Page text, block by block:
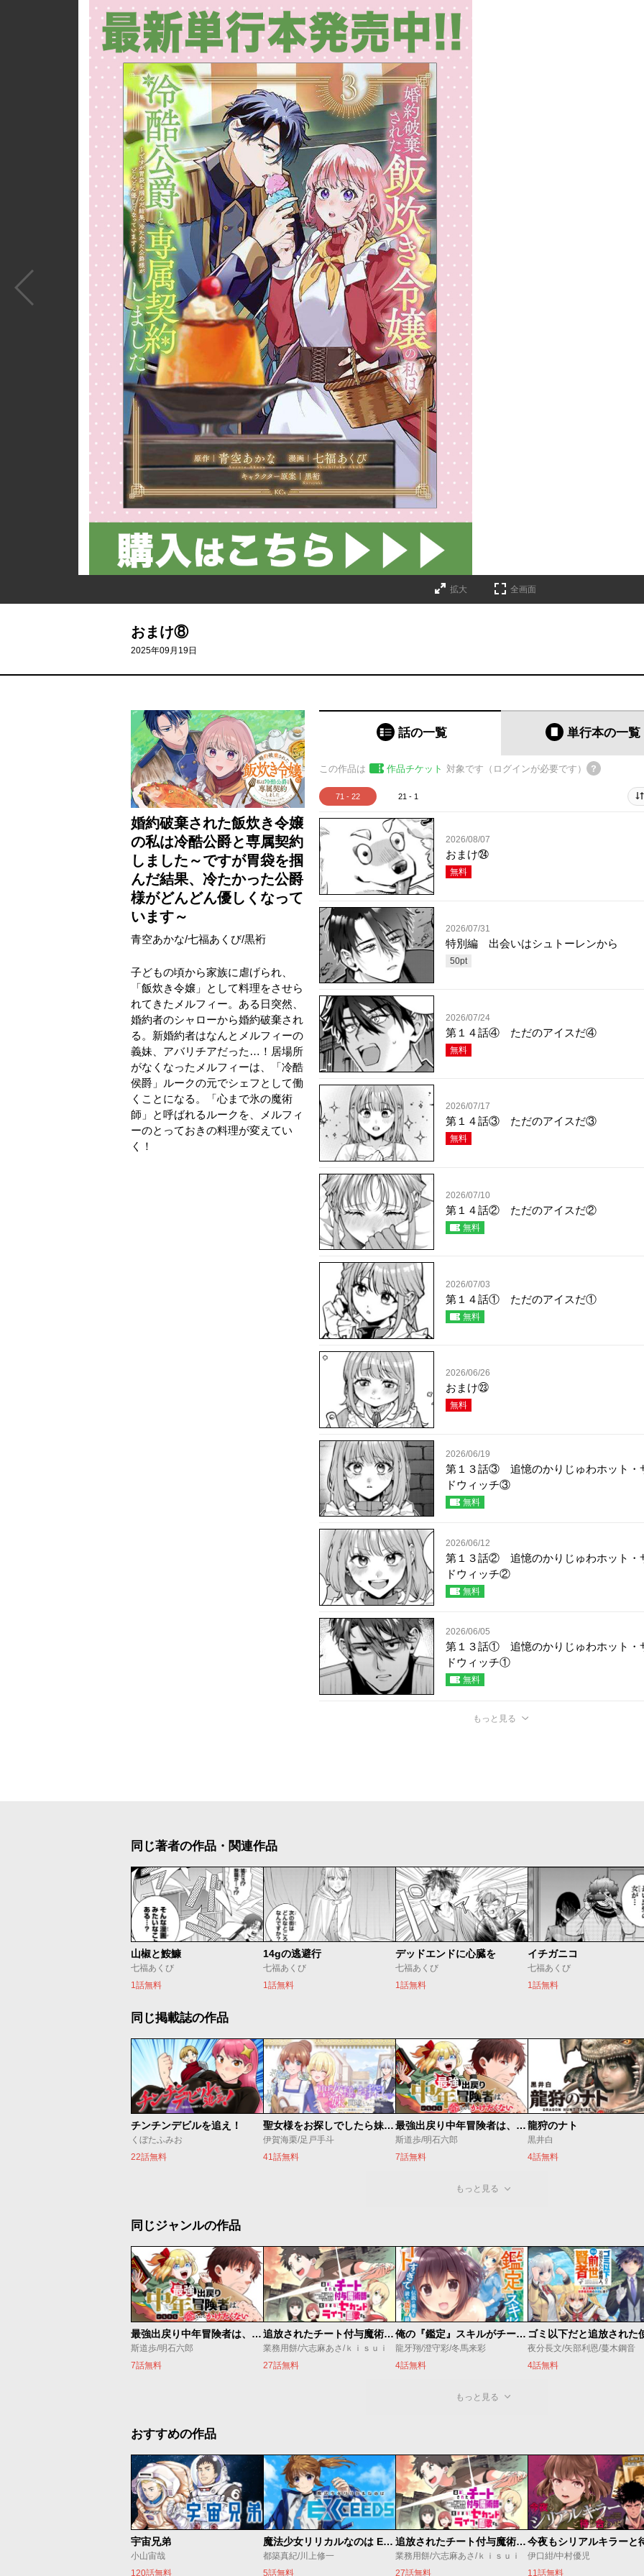
詳細ページへのリンク
拡大 全画面
おまけ⑧
2025年09月19日
婚約破棄された飯炊き令嬢
の私は冷酷公爵と専属契約
しました～ですが胃袋を掴
んだ結果、冷たかった公爵
様がどんどん優しくなって
います～
青空あかな/七福あくび/黒裄
子どもの頃から家族に虐げられ、
「飯炊き令嬢」として料理をさせら
れてきたメルフィー。ある日突然、
婚約者のシャローから婚約破棄され
る。新婚約者はなんとメルフィーの
義妹、アバリチアだった…！居場所
がなくなったメルフィーは、「冷酷
侯爵」ルークの元でシェフとして働
くことになる。「心まで氷の魔術
師」と呼ばれるルークを、メルフィ
ーのとっておきの料理が変えてい
く！
話の一覧 単行本の一覧
この作品は 作品チケット 対象です（ログインが必要です）
71 - 22 21 - 1
2026/08/07
おまけ㉔
無料
2026/07/31
特別編 出会いはシュトーレンから
50pt
2026/07/24
第１４話④ ただのアイスだ④
無料
2026/07/17
第１４話③ ただのアイスだ③
無料
2026/07/10
第１４話② ただのアイスだ②
無料
2026/07/03
第１４話① ただのアイスだ①
無料
2026/06/26
おまけ㉓
無料
2026/06/19
第１３話③ 追憶のかりじゅわホット・
ドウィッチ③
無料
2026/06/12
第１３話② 追憶のかりじゅわホット・
ドウィッチ②
無料
2026/06/05
第１３話① 追憶のかりじゅわホット・
ドウィッチ①
無料
もっと見る
同じ著者の作品・関連作品
山椒と鮟鱇
七福あくび
1話無料
14gの逃避行
七福あくび
1話無料
デッドエンドに心臓を
七福あくび
1話無料
イチガニコ
七福あくび
1話無料
同じ掲載誌の作品
チンチンデビルを追え！
くぼたふみお
22話無料
聖女様をお探しでしたら妹で間違いありません。さあどうぞお連れください、今すぐ。
伊賀海栗/足戸手斗
41話無料
最強出戻り中年冒険者は、今さら命なんてかけたくない
斯道歩/明石六郎
7話無料
龍狩のナト
黒井白
4話無料
もっと見る
同じジャンルの作品
最強出戻り中年冒険者は、今さら命なんてかけたくない
斯道歩/明石六郎
7話無料
追放されたチート付与魔術師は気ままなセカンドライフを謳歌する。 ～俺は武器だけじゃなく、あらゆるものに『強化ポイント』を付与できるし、俺の意思でいつでも効果を解除できるけど、残った人たち大丈夫？～
業務用餅/六志麻あさ/ｋｉｓｕｉ
27話無料
俺の『鑑定』スキルがチートすぎて
龍牙翔/澄守彩/冬馬来彩
4話無料
夜分長文/矢部利恩/蔓木鋼音
4話無料
もっと見る
おすすめの作品
宇宙兄弟
小山宙哉
120話無料
魔法少女リリカルなのは EXCEEDS
都築真紀/川上修一
5話無料
追放されたチート付与魔術師は気ままなセカンドライフを謳歌する。 ～俺は武器だけじゃなく、あらゆるものに『強化ポイント』を付与できるし、俺の意思でいつでも効果を解除できるけど、残った人たち大丈夫？～
業務用餅/六志麻あさ/ｋｉｓｕｉ
27話無料
伊口紺/中村優児
11話無料